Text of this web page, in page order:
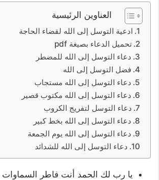
العناوين الرئيسية
ادعية التوسل إلى الله لقضاء الحاجة
تحميل الدعاء بصيغة pdf
دعاء التوسل إلى الله للمضطر
فضل التوسل إلى الله
دعاء التوسل إلى الله مستجاب
دعاء التوسل إلى الله مكتوب قصير
دعاء التوسل لتفريج الكروب
دعاء التوسل إلى الله بخط كبير
دعاء التوسل إلى الله يوم الجمعة
دعاء التوسل إلى الله للشدائد
يا رب لك الحمد أنت فاطر